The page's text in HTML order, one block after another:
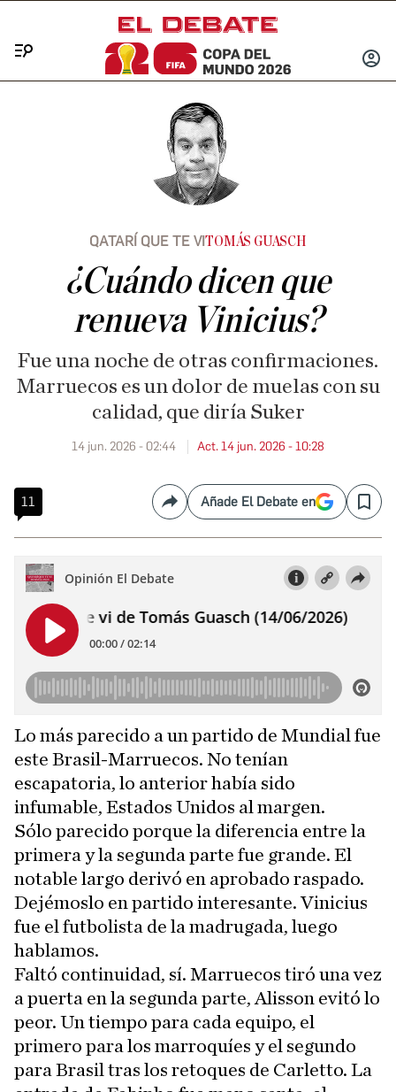
INICIAR
QATARÍ QUE TE VITOMÁS GUASCH
¿Cuándo dicen que
renueva Vinicius?
Fue una noche de otras confirmaciones.
Marruecos es un dolor de muelas con su
calidad, que diría Suker
14 jun. 2026 - 02:44 Act. 14 jun. 2026 - 10:28
11 CompartirAñade El Debate en Save
Lo más parecido a un partido de Mundial fue
este Brasil-Marruecos. No tenían
escapatoria, lo anterior había sido
infumable, Estados Unidos al margen.
Sólo parecido porque la diferencia entre la
primera y la segunda parte fue grande. El
notable largo derivó en aprobado raspado.
Dejémoslo en partido interesante. Vinicius
fue el futbolista de la madrugada, luego
hablamos.
Faltó continuidad, sí. Marruecos tiró una vez
a puerta en la segunda parte, Alisson evitó lo
peor. Un tiempo para cada equipo, el
primero para los marroquíes y el segundo
para Brasil tras los retoques de Carletto. La